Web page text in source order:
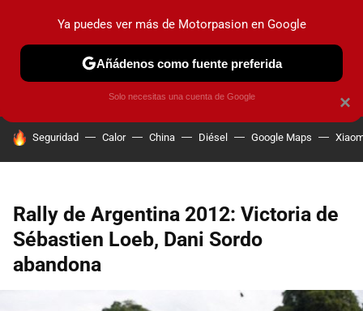
PRUEBAS COCHES ELÉCTRICOS OBSERVATORIO
HOY SE HABLA DE
Seguridad Calor China Diésel Google Maps
Rally de Argentina 2012: Victoria de
Sébastien Loeb, Dani Sordo
abandona
×
Ya puedes ver más de Motorpasion en Google
Añádenos como fuente preferida
Solo necesitas una cuenta de Google